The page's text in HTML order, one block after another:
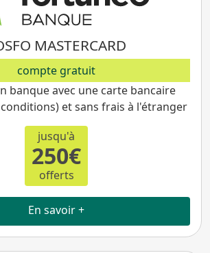
MASTERCARD
compte gratuit
banque avec une carte bancaire
et sans frais à l'étranger
jusqu'à
250€
offerts
En savoir +